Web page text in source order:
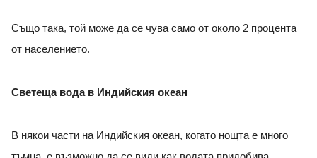
Също така, той може да се чува само от около 2 процента
от населението.
Светеща вода в Индийския океан
В някои части на Индийския океан, когато нощта е много